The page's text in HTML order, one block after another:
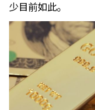
少目前如此。